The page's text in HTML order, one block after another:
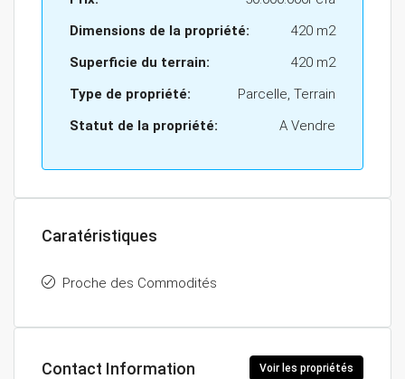
Dimensions de la propriété:
420 m2
Superficie du terrain:
420 m2
Type de propriété:
Parcelle, Terrain
Statut de la propriété:
A Vendre
Caratéristiques
Proche des Commodités
Contact Information Voir les propriétés